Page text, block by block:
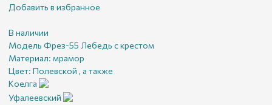
Добавить в избранное
В наличии
Модель Фрез-55 Лебедь с крестом
Материал: мрамор
Цвет: Полевской , а также
Коелга
Уфалеевский